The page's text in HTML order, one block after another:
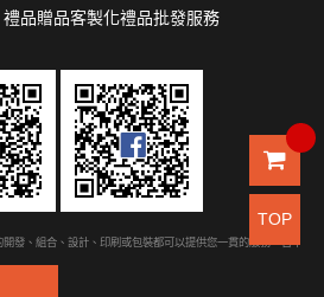
TOP
禮品贈品客製化禮品批發服務
發、組合、設計、印刷或包裝都可以提供您一貫的服務。台中